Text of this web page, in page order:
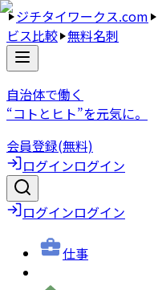
ジチタイワークス.com
ビス比較 無料名刺
自治体で働く
“コトとヒト”を元気に。
会員登録(無料)
ログインログイン
ログインログイン
仕事